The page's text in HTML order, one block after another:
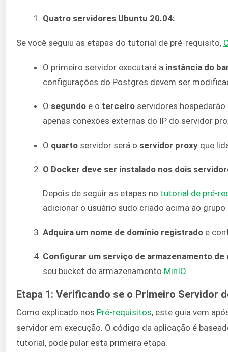
Quatro servidores Ubuntu 20.04:
Se você seguiu as etapas do tutorial de pré-requisito,
O primeiro servidor executará a instância do
configurações do Postgres devem ser
O segundo e o terceiro servidores
apenas conexões externas do IP do servidor
O quarto servidor será o servidor proxy que
O Docker deve ser instalado nos dois
Depois de seguir as etapas no tutorial de pré-
adicionar o usuário sudo criado acima ao grupo
Adquira um nome de domínio registrado e
Configurar um serviço de armazenamento de
seu bucket de armazenamento MinIO.
Etapa 1: Verificando se o Primeiro Servidor
Como explicado nos Pré-requisitos, este guia vem
servidor em execução. O código da aplicação é
tutorial, pode pular esta primeira etapa.